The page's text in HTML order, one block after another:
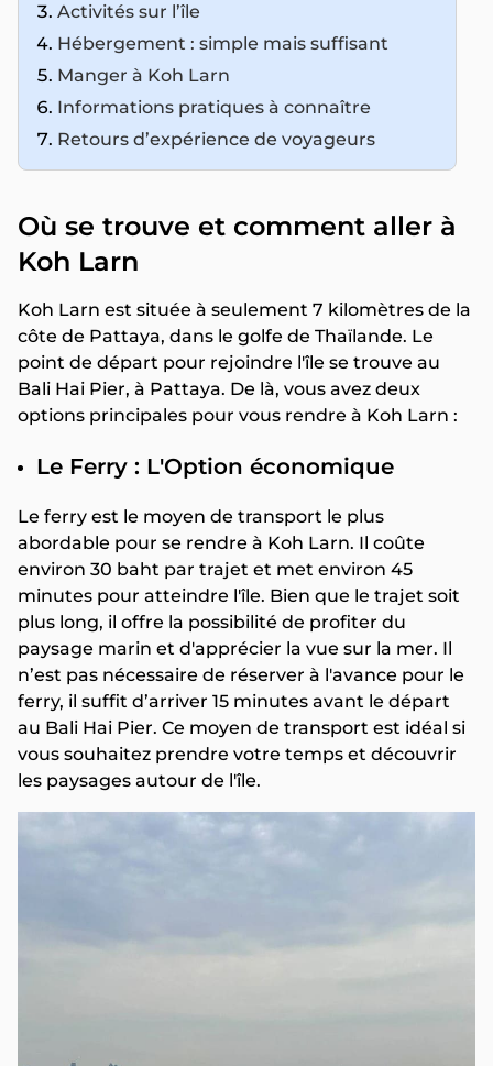
Activités sur l’île
Hébergement : simple mais suffisant
Manger à Koh Larn
Informations pratiques à connaître
Retours d’expérience de voyageurs
Où se trouve et comment aller à
Koh Larn
Koh Larn est située à seulement 7 kilomètres de la
côte de Pattaya, dans le golfe de Thaïlande. Le
point de départ pour rejoindre l'île se trouve au
Bali Hai Pier, à Pattaya. De là, vous avez deux
options principales pour vous rendre à Koh Larn :
Le Ferry : L'Option économique
Le ferry est le moyen de transport le plus
abordable pour se rendre à Koh Larn. Il coûte
environ 30 baht par trajet et met environ 45
minutes pour atteindre l'île. Bien que le trajet soit
plus long, il offre la possibilité de profiter du
paysage marin et d'apprécier la vue sur la mer. Il
n’est pas nécessaire de réserver à l'avance pour le
ferry, il suffit d’arriver 15 minutes avant le départ
au Bali Hai Pier. Ce moyen de transport est idéal si
vous souhaitez prendre votre temps et découvrir
les paysages autour de l'île.